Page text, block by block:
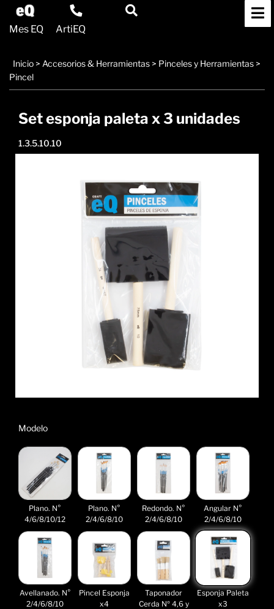
Mes EQ ArtiEQ
Inicio > Accesorios & Herramientas > Pinceles y Herramientas >
Pincel
Set esponja paleta x 3 unidades
1.3.5.10.10
Modelo
Plano. N°
4/6/8/10/12
Plano. N°
2/4/6/8/10
Redondo. N°
2/4/6/8/10
Angular N°
2/4/6/8/10
Avellanado. N°
2/4/6/8/10
Pincel Esponja
x4
Taponador
Cerda Nº 4,6 y
Esponja Paleta
x3